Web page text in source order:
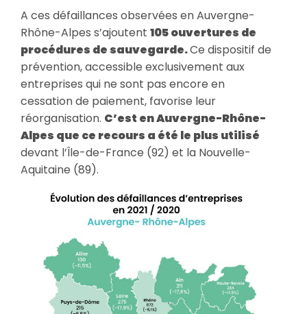
A ces défaillances observées en Auvergne-
Rhône-Alpes s’ajoutent 105 ouvertures de
procédures de sauvegarde.Ce dispositif de
prévention, accessible exclusivement aux
entreprises qui ne sont pas encore en
cessation de paiement, favorise leur
réorganisation. C’est en Auvergne-Rhône-
Alpes que ce recours a été le plus utilisé
devant l’Île-de-France (92) et la Nouvelle-
Aquitaine (89).